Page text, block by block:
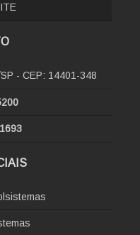
- CEP: 14401-348